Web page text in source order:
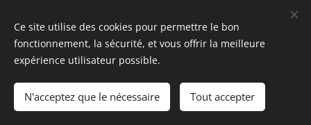
© 2023 Tous droits réservés Missargentique
Restauration des appareils argentiques Asahi Pentax
C.G.V. Cookies
Ce site utilise des cookies pour permettre le bon
fonctionnement, la sécurité, et vous offrir la meilleure
expérience utilisateur possible.
N'acceptez que le nécessaire Tout accepter